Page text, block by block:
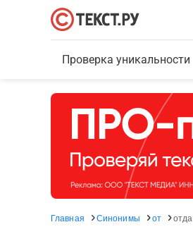
Проверка уникальности
Главная Синонимы от